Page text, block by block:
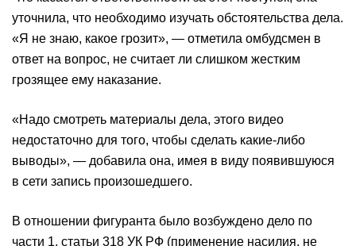
уточнила, что необходимо изучать обстоятельства дела.
«Я не знаю, какое грозит», — отметила омбудсмен в
ответ на вопрос, не считает ли слишком жестким
грозящее ему наказание.
«Надо смотреть материалы дела, этого видео
недостаточно для того, чтобы сделать какие-либо
выводы», — добавила она, имея в виду появившуюся
в сети запись произошедшего.
В отношении фигуранта было возбуждено дело по
части 1, статьи 318 УК РФ (применение насилия, не